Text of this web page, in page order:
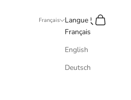
Français
Langue
Français
English
Deutsch
Recherche
Panier